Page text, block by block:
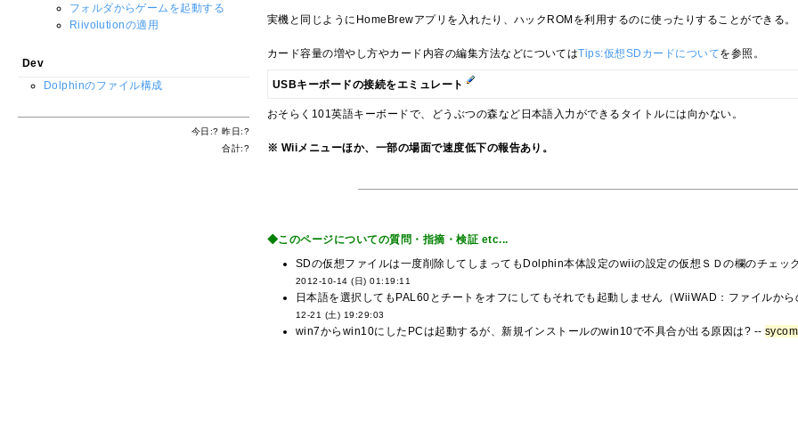
実機と同じようにHomeBrewアプリを入れたり、ハックROMを利用するのに使ったりすることができる。
カード容量の増やし方やカード内容の編集方法などについてはTips:仮想SDカードについてを参照。
USBキーボードの接続をエミュレート
おそらく101英語キーボードで、どうぶつの森など日本語入力ができるタイトルには向かない。
※ Wiiメニューほか、一部の場面で速度低下の報告あり。
◆このページについての質問・指摘・検証 etc...
SDの仮想ファイルは一度削除してしまってもDolphin本体設定のwiiの設定の仮想ＳＤの欄のチェ
2012-10-14 (日) 01:19:11
日本語を選択してもPAL60とチートをオフにしてもそれでも起動しません（WiiWAD：ファイルか
12-21 (土) 19:29:03
win7からwin10にしたPCは起動するが、新規インストールのwin10で不具合が出る原因は? -- sycom
フォルダからゲームを起動する
Riivolutionの適用
Dev
Dolphinのファイル構成
今日:? 昨日:?
合計:?